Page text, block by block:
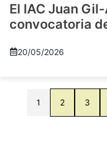
El IAC Juan
convocatoria
20/05/2026
1 2 3